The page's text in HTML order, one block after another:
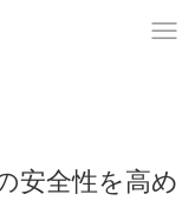
安全性を高め